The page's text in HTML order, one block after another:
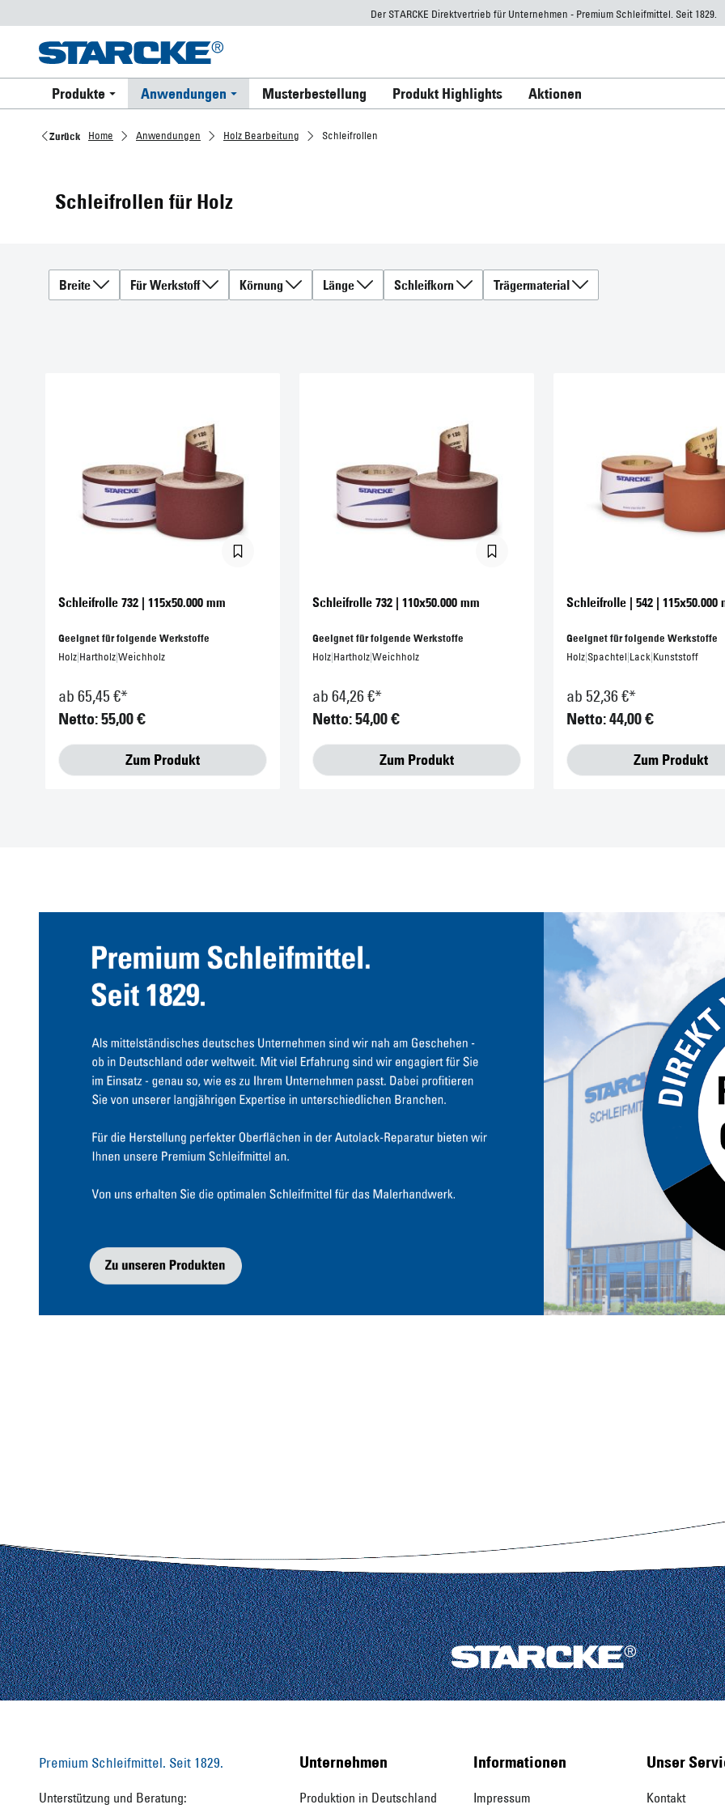
Der STARCKE Direktvertrieb für Unternehmen - Premium Schleifmittel. Seit 1829.
Produkte Anwendungen Musterbestellung Produkt Highlights Aktionen
Zurück Home Anwendungen Holz Bearbeitung Schleifrollen
Schleifrollen für Holz
Breite Für Werkstoff Körnung Länge Schleifkorn Trägermaterial
Schleifrolle 732 | 115x50.000 mm
Geeignet für folgende Werkstoffe
Holz|Hartholz|Weichholz
ab 65,45 €*
Netto: 55,00 €
Zum Produkt
Schleifrolle 732 | 110x50.000 mm
Geeignet für folgende Werkstoffe
Holz|Hartholz|Weichholz
ab 64,26 €*
Netto: 54,00 €
Zum Produkt
Schleifrolle | 542 | 115x50.000
Geeignet für folgende Werkstoffe
Holz|Spachtel|Lack|Kunststoff
ab 52,36 €*
Netto: 44,00 €
Zum Produkt
Premium Schleifmittel. Seit 1829.
Unterstützung und Beratung:
Unternehmen
Produktion in Deutschland
Informationen
Impressum
Unser
Kontakt